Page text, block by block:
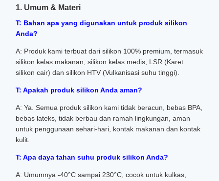
1. Umum & Materi
T: Bahan apa yang digunakan untuk produk silikon
Anda?
A: Produk kami terbuat dari silikon 100% premium, termasuk
silikon kelas makanan, silikon kelas medis, LSR (Karet
silikon cair) dan silikon HTV (Vulkanisasi suhu tinggi).
T: Apakah produk silikon Anda aman?
A: Ya. Semua produk silikon kami tidak beracun, bebas BPA,
bebas lateks, tidak berbau dan ramah lingkungan, aman
untuk penggunaan sehari-hari, kontak makanan dan kontak
kulit.
T: Apa daya tahan suhu produk silikon Anda?
A: Umumnya -40°C sampai 230°C, cocok untuk kulkas,